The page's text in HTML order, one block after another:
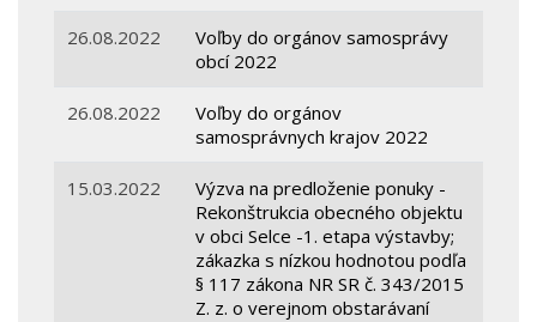
26.08.2022
Voľby do orgánov samosprávy
obcí 2022
26.08.2022
Voľby do orgánov
samosprávnych krajov 2022
15.03.2022
Výzva na predloženie ponuky -
Rekonštrukcia obecného objektu
v obci Selce -1. etapa výstavby;
zákazka s nízkou hodnotou podľa
§ 117 zákona NR SR č. 343/2015
Z. z. o verejnom obstarávaní